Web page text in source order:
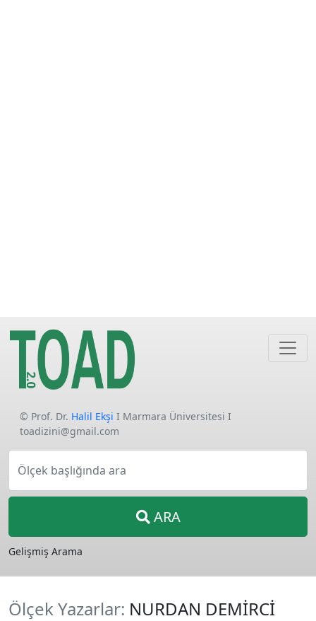
© Prof. Dr. Halil Ekşi I Marmara Üniversitesi I
toadizini@gmail.com
Ölçek başlığında ara
ARA
Gelişmiş Arama
Ölçek Yazarlar: NURDAN DEMİRCİ